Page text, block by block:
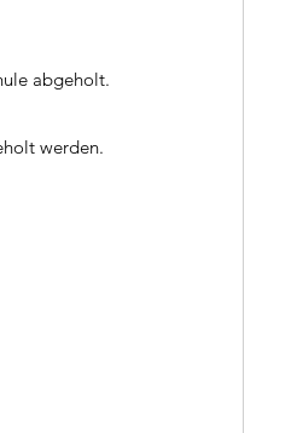
abgeholt.
werden.